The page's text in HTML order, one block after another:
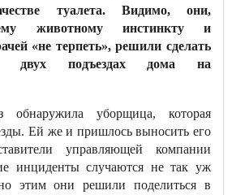
туалета. Видимо, они,
животному инстинкту и
«не терпеть», решили сделать
подъездах дома на
обнаружила уборщица, которая
Ей же и пришлось выносить его
управляющей компании
инциденты случаются не так уж
этим они решили поделиться в